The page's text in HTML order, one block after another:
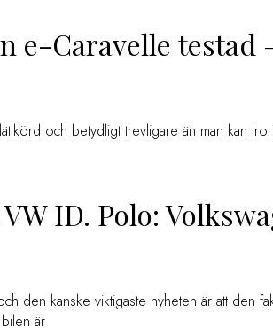
e-Caravelle
och betydligt trevligare än man kan
ID. Polo:
den kanske viktigaste nyheten är att den
är